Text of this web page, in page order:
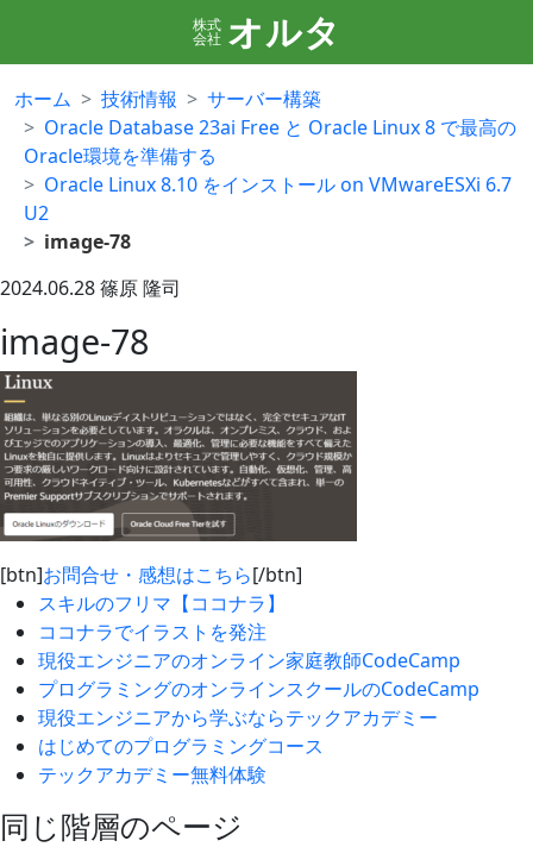
株式
会社 オルタ
ホーム 技術情報
サーバー構築
Oracle Database 23ai Free と Oracle Linux 8 で最高の
Oracle環境を準備する
Oracle Linux 8.10 をインストール on VMwareESXi 6.7
U2
image-78
2024.06.28篠原 隆司
image-78
[btn]お問合せ・感想はこちら[/btn]
スキルのフリマ【ココナラ】
ココナラでイラストを発注
現役エンジニアのオンライン家庭教師CodeCamp
プログラミングのオンラインスクールのCodeCamp
現役エンジニアから学ぶならテックアカデミー
はじめてのプログラミングコース
テックアカデミー無料体験
同じ階層のページ